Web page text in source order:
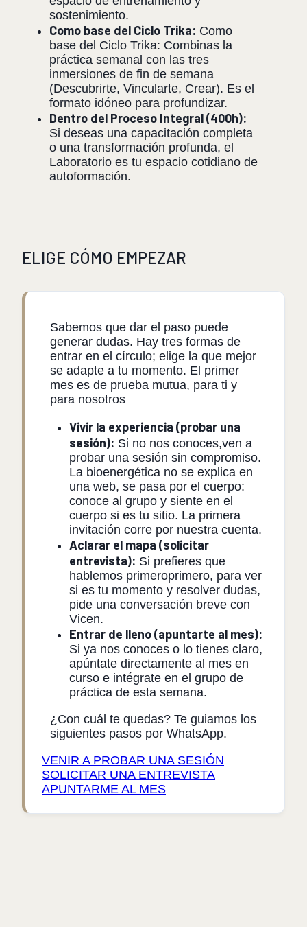
sostenimiento.
Como base del Ciclo Trika: Como
base del Ciclo Trika: Combinas la
práctica semanal con las tres
inmersiones de fin de semana
(Descubrirte, Vincularte, Crear). Es el
formato idóneo para profundizar.
Dentro del Proceso Integral (400h):
Si deseas una capacitación completa
o una transformación profunda, el
Laboratorio es tu espacio cotidiano de
autoformación.
ELIGE CÓMO EMPEZAR
Sabemos que dar el paso puede
generar dudas. Hay tres formas de
entrar en el círculo; elige la que mejor
se adapte a tu momento. El primer
mes es de prueba mutua, para ti y
para nosotros
Vivir la experiencia (probar una
sesión): Si no nos conoces,ven a
probar una sesión sin compromiso.
La bioenergética no se explica en
una web, se pasa por el cuerpo:
conoce al grupo y siente en el
cuerpo si es tu sitio. La primera
invitación corre por nuestra cuenta.
Aclarar el mapa (solicitar
entrevista): Si prefieres que
hablemos primeroprimero, para ver
si es tu momento y resolver dudas,
pide una conversación breve con
Vicen.
Entrar de lleno (apuntarte al mes):
Si ya nos conoces o lo tienes claro,
apúntate directamente al mes en
curso e intégrate en el grupo de
práctica de esta semana.
¿Con cuál te quedas? Te guiamos los
siguientes pasos por WhatsApp.
VENIR A PROBAR UNA SESIÓN
SOLICITAR UNA ENTREVISTA
APUNTARME AL MES